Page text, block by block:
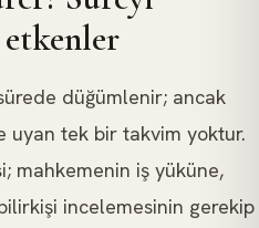
düğümlenir; ancak
uyan tek bir takvim yoktur.
mahkemenin iş yüküne,
incelemesinin gerekip